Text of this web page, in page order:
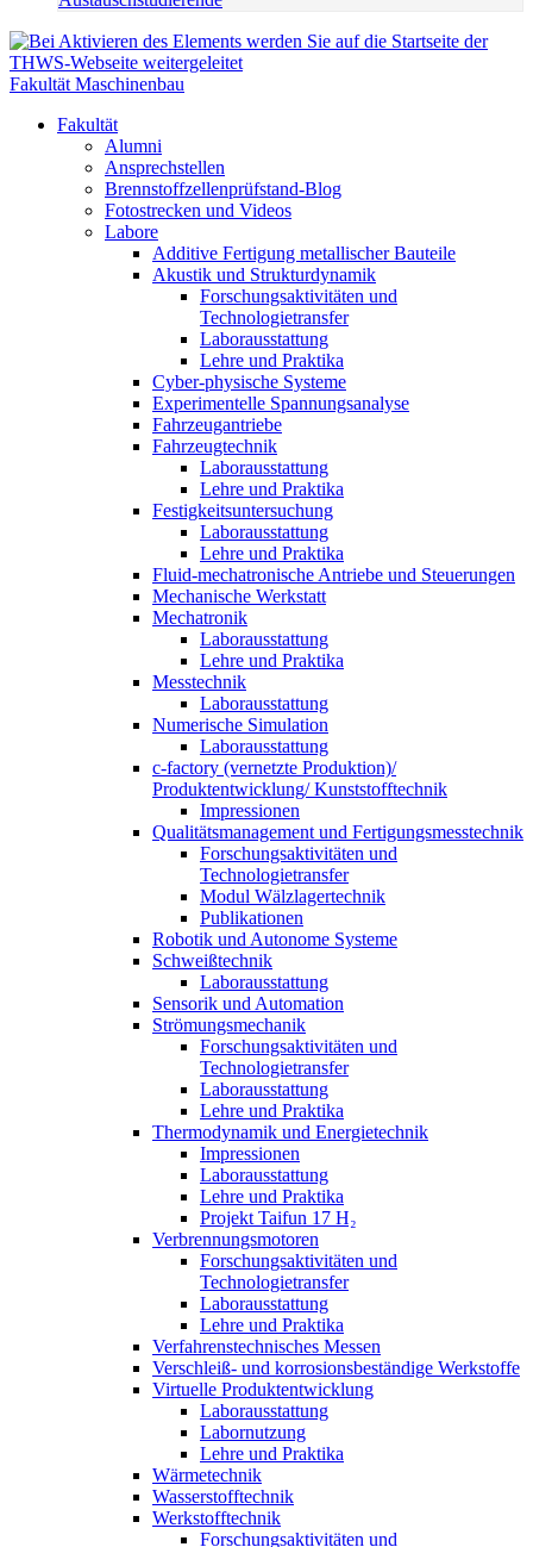
Fakultät Maschinenbau
Fakultät
Alumni
Ansprechstellen
Brennstoffzellenprüfstand-Blog
Fotostrecken und Videos
Labore
Additive Fertigung metallischer Bauteile
Akustik und Strukturdynamik
Forschungsaktivitäten und
Technologietransfer
Laborausstattung
Lehre und Praktika
Cyber-physische Systeme
Experimentelle Spannungsanalyse
Fahrzeugantriebe
Fahrzeugtechnik
Laborausstattung
Lehre und Praktika
Festigkeitsuntersuchung
Laborausstattung
Lehre und Praktika
Fluid-mechatronische Antriebe und Steuerungen
Mechanische Werkstatt
Mechatronik
Laborausstattung
Lehre und Praktika
Messtechnik
Laborausstattung
Numerische Simulation
Laborausstattung
c-factory (vernetzte Produktion)/
Produktentwicklung/ Kunststofftechnik
Impressionen
Qualitätsmanagement und Fertigungsmesstechnik
Forschungsaktivitäten und
Technologietransfer
Modul Wälzlagertechnik
Publikationen
Robotik und Autonome Systeme
Schweißtechnik
Laborausstattung
Sensorik und Automation
Strömungsmechanik
Forschungsaktivitäten und
Technologietransfer
Laborausstattung
Lehre und Praktika
Thermodynamik und Energietechnik
Impressionen
Laborausstattung
Lehre und Praktika
Projekt Taifun 17 H₂
Verbrennungsmotoren
Forschungsaktivitäten und
Technologietransfer
Laborausstattung
Lehre und Praktika
Verfahrenstechnisches Messen
Verschleiß- und korrosionsbeständige Werkstoffe
Virtuelle Produktentwicklung
Laborausstattung
Labornutzung
Lehre und Praktika
Wärmetechnik
Wasserstofftechnik
Werkstofftechnik
Forschungsaktivitäten und